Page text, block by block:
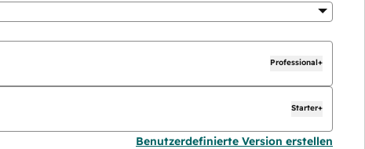
Professional+
Starter+
Benutzerdefinierte Version erstellen